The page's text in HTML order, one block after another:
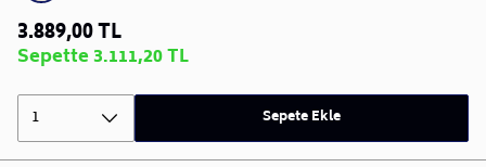
3.889,00 TL
Sepette 3.111,20 TL
1 Sepete Ekle